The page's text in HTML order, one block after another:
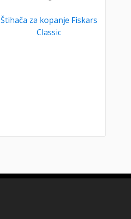
Štihača za kopanje Fiskars
Classic